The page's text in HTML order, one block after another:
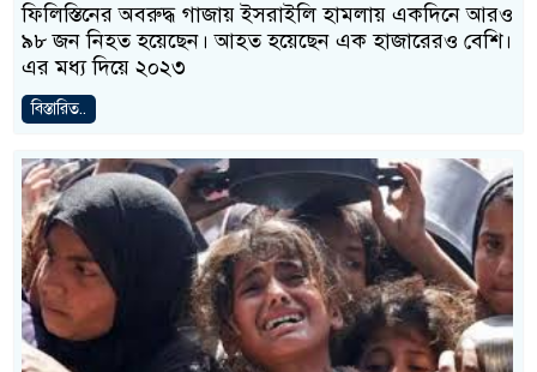
ফিলিস্তিনের অবরুদ্ধ গাজায় ইসরাইলি হামলায় একদিনে আরও
৯৮ জন নিহত হয়েছেন। আহত হয়েছেন এক হাজারেরও বেশি।
এর মধ্য দিয়ে ২০২৩
বিস্তারিত..